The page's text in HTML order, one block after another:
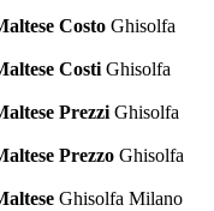
Costo Ghisolfa
CostiGhisolfa
PrezziGhisolfa
Prezzo Ghisolfa
Ghisolfa Milano